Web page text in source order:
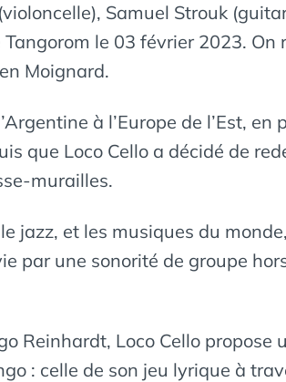
Samuel Strouk
le 03 février 2023. On
Moignard.
à l’Europe de l’Est,
que Loco Cello a décidé de
murailles.
jazz, et les musiques du
par une sonorité de groupe
Reinhardt, Loco Cello
: celle de son jeu lyrique à